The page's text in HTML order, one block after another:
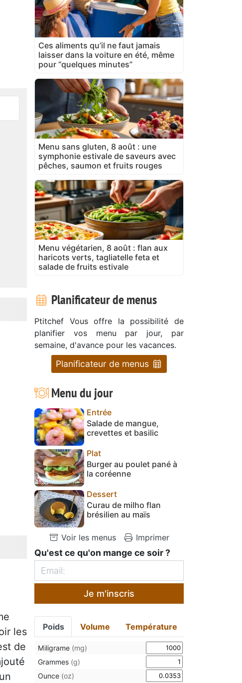
les
de
Ces aliments qu’il ne faut jamais
laisser dans la voiture en été, même
pour “quelques minutes”
Menu sans gluten, 8 août : une
symphonie estivale de saveurs avec
pêches, saumon et fruits rouges
Menu végétarien, 8 août : flan aux
haricots verts, tagliatelle feta et
salade de fruits estivale
Planificateur de menus
Ptitchef Vous offre la possibilité de
planifier vos menu par jour, par
semaine, d'avance pour les vacances.
Planificateur de menus
Menu du jour
Entrée
Salade de mangue,
crevettes et basilic
Plat
Burger au poulet pané à
la coréenne
Dessert
Curau de milho flan
brésilien au maïs
Voir les menus Imprimer
Qu'est ce qu'on mange ce soir ?
Je m'inscris
Poids Volume Température
Miligrame (mg)
Grammes (g)
Ounce (oz)